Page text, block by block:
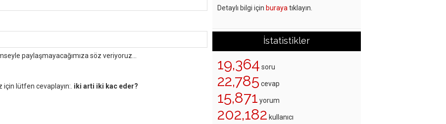
paylaşmayacağımıza söz veriyoruz...
lütfen cevaplayın:. iki arti iki kac eder?
Detaylı bilgi için buraya tıklayın.
İstatistikler
19,364 soru
22,785 cevap
15,871 yorum
202,182 kullanıcı